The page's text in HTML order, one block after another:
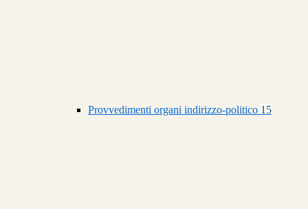
Provvedimenti organi indirizzo-politico 15